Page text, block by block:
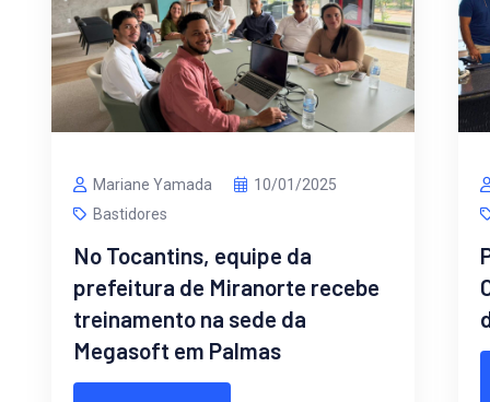
Mariane Yamada
10/01/2025
Bastidores
No Tocantins, equipe da
prefeitura de Miranorte recebe
treinamento na sede da
Megasoft em Palmas